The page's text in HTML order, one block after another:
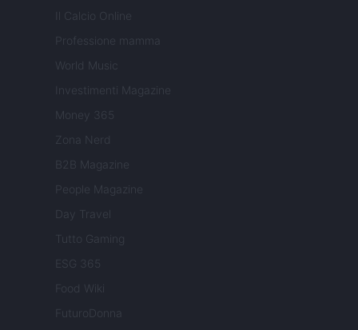
Il Calcio Online
Professione mamma
World Music
Investimenti Magazine
Money 365
Zona Nerd
B2B Magazine
People Magazine
Day Travel
Tutto Gaming
ESG 365
Food Wiki
FuturoDonna